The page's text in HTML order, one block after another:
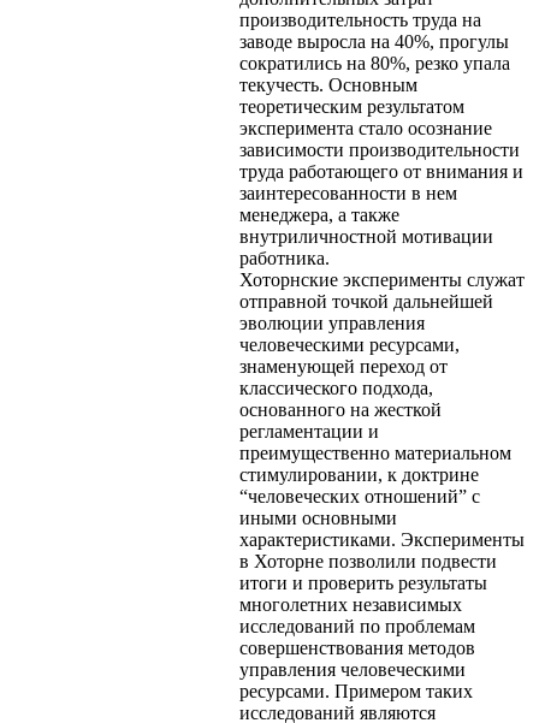
производительность труда на
заводе выросла на 40%, прогулы
сократились на 80%, резко упала
текучесть. Основным
теоретическим результатом
эксперимента стало осознание
зависимости производительности
труда работающего от внимания и
заинтересованности в нем
менеджера, а также
внутриличностной мотивации
работника.
Хоторнские эксперименты служат
отправной точкой дальнейшей
эволюции управления
человеческими ресурсами,
знаменующей переход от
классического подхода,
основанного на жесткой
регламентации и
преимущественно материальном
стимулировании, к доктрине
“человеческих отношений” с
иными основными
характеристиками. Эксперименты
в Хоторне позволили подвести
итоги и проверить результаты
многолетних независимых
исследований по проблемам
совершенствования методов
управления человеческими
ресурсами. Примером таких
исследований являются